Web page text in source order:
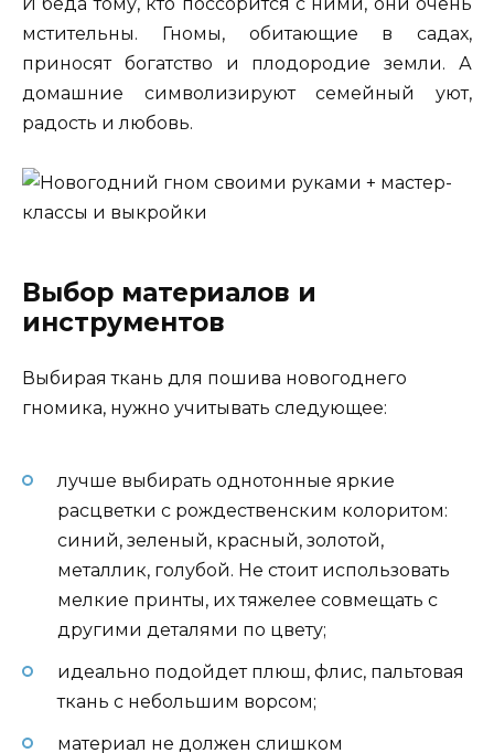
мстительны. Гномы, обитающие в садах,
приносят богатство и плодородие земли. А
домашние символизируют семейный уют,
радость и любовь.
Выбор материалов и
инструментов
Выбирая ткань для пошива новогоднего
гномика, нужно учитывать следующее:
лучше выбирать однотонные яркие
расцветки с рождественским колоритом:
синий, зеленый, красный, золотой,
металлик, голубой. Не стоит использовать
мелкие принты, их тяжелее совмещать с
другими деталями по цвету;
идеально подойдет плюш, флис, пальтовая
ткань с небольшим ворсом;
материал не должен слишком